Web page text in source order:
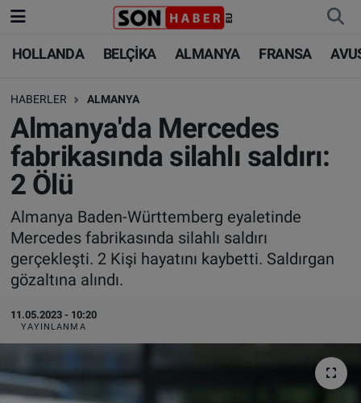
HOLLANDA BELÇİKA ALMANYA FRANSA
HABERLER ALMANYA
Almanya'da Mercedes
fabrikasında silahlı saldırı:
2 Ölü
Almanya Baden-Württemberg eyaletinde
Mercedes fabrikasında silahlı saldırı
gerçekleşti. 2 Kişi hayatını kaybetti. Saldırgan
gözaltına alındı.
11.05.2023 - 10:20
YAYINLANMA
HOLLANDA
BELÇİKA
ALMANYA
FRANSA
AVUSTURYA
SAĞLIK - YAŞAM
BİLİM-TEKNOLOJİ
HOLLANDA
BELÇİKA
ALMANYA
TÜRKİYE
DÜNYA
BİLİM-TEKNOLOJİ
SAĞLIK
VIDEO GALERİ
Nöbetçi Eczaneler
Hava Durumu
Trafik Durumu
Süper Lig Puan Durumu ve Fikstür
Tüm Manşetler
Son Dakika Haberleri
Haber Arşivi